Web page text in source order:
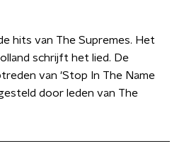
hits van The Supremes. Het
schrijft het lied. De
van 'Stop In The Name
door leden van The